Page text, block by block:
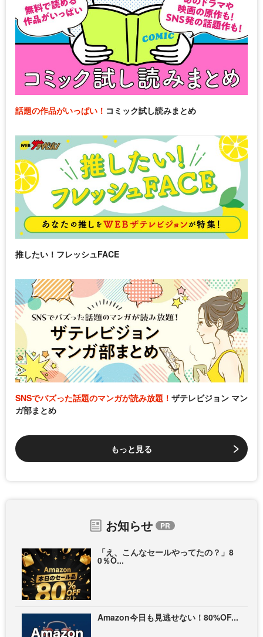
話題の作品がいっぱい！ コミック試し読みまとめ
推したい！フレッシュFACE
SNSでバズった話題のマンガが読み放題！ ザテレビジョン マン
ガ部まとめ
もっと見る
お知らせ
「え、こんなセールやってたの？」8
0％O...
Amazon今日も見逃せない！80%OF...